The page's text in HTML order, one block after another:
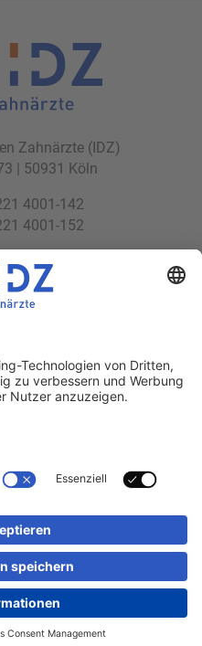
Zahnärzte (IDZ)
| 50931 Köln
4001-142
4001-152
Sitemap